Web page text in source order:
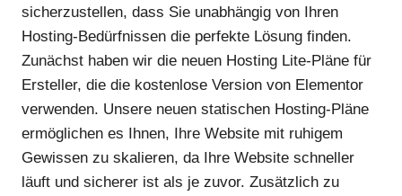
sicherzustellen, dass Sie unabhängig von Ihren
Hosting-Bedürfnissen die perfekte Lösung finden.
Zunächst haben wir die neuen Hosting Lite-Pläne für
Ersteller, die die kostenlose Version von Elementor
verwenden. Unsere neuen statischen Hosting-Pläne
ermöglichen es Ihnen, Ihre Website mit ruhigem
Gewissen zu skalieren, da Ihre Website schneller
läuft und sicherer ist als je zuvor. Zusätzlich zu